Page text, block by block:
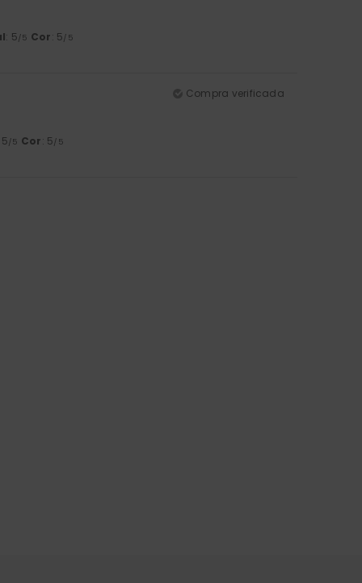
: 5/5 Cor: 5/5
Compra verificada
/5 Cor: 5/5